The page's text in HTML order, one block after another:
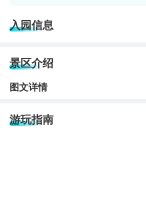
入园信息
景区介绍
图文详情
游玩指南